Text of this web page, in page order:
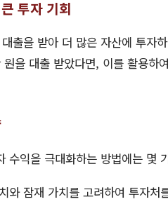
투자 기회
출을 받아 더 많은 자산에 투자
을 대출 받았다면, 이를 활용하
수익을 극대화하는 방법에는 몇
와 잠재 가치를 고려하여 투자처